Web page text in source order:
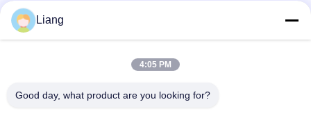
0086-13926126819
ई-मेल
Liang
4:05 PM
Good day, what product are you looking for?